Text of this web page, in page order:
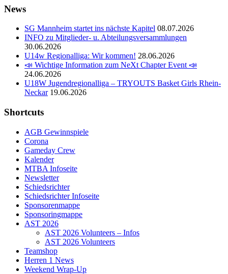
News
SG Mannheim startet ins nächste Kapitel 08.07.2026
INFO zu Mitglieder- u. Abteilungsversammlungen
30.06.2026
U14w Regionalliga: Wir kommen! 28.06.2026
📣 Wichtige Information zum NeXt Chapter Event 📣
24.06.2026
U18W Jugendregionalliga – TRYOUTS Basket Girls Rhein-
Neckar 19.06.2026
Shortcuts
AGB Gewinnspiele
Corona
Gameday Crew
Kalender
MTBA Infoseite
Newsletter
Schiedsrichter
Schiedsrichter Infoseite
Sponsorenmappe
Sponsoringmappe
AST 2026
AST 2026 Volunteers – Infos
AST 2026 Volunteers
Teamshop
Herren 1 News
Weekend Wrap-Up